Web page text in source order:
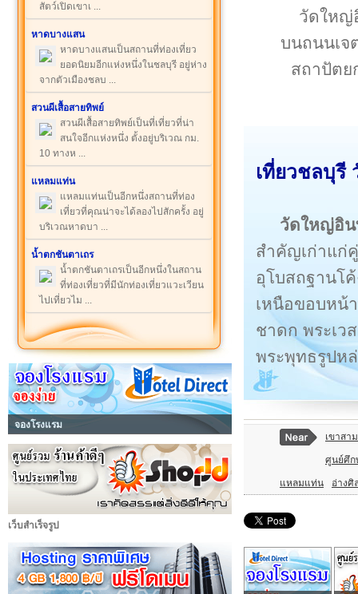
สัตว์เปิดเขาเ ...
หาดบางแสน
หาดบางแสนเป็นสถานที่ท่องเที่ยว
ยอดนิยมอีกแห่งหนึ่งในชลบุรี อยู่ห่าง
จากตัวเมืองชลบ ...
สวนผีเสื้อสายทิพย์
สวนผีเสื้อสายทิพย์เป็นที่เที่ยวที่น่า
สนใจอีกแห่งหนึ่ง ตั้งอยู่บริเวณ กม.
10 ทางห ...
แหลมแท่น
แหลมแท่นเป็นอีกหนึ่งสถานที่ท่อง
เที่ยวที่คุณน่าจะได้ลองไปสักครั้ง อยู่
บริเวณหาดบา ...
น้ำตกชันตาเถร
น้ำตกชันตาเถรเป็นอีกหนึ่งในสถาน
ที่ท่องเที่ยวที่มีนักท่องเที่ยวแวะเวียน
ไปเที่ยวไม ...
จองโรงแรม
เว็บสำเร็จรูป
วัดใหญ่
บนถนนเจ
สถาปัตย
เที่ยวชลบุรี
วัดใหญ่อิ
สำคัญเก่าแก่คู่
อุโบสถฐานโ
เหนือขอบหน้
ชาดก พระเว
พระพุทธรูปห
เขาสา
ศูนย์ศึก
แหลมแท่น อ่างศิ